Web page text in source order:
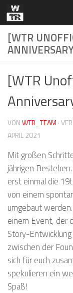
Zum Inhalt
[WTR
[WTR
VONWTR_TEAM ·
APRIL 2021
Mit großen
jährigen
erst einmal die
von einem
umgebaut
einem Event, der
Story-
zwischen der
sich für euch
spekulieren ein
Spaß!